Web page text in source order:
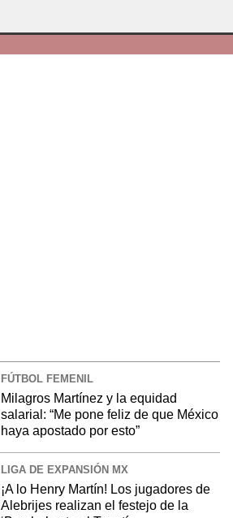
FÚTBOL FEMENIL
Milagros Martínez y la equidad
salarial: “Me pone feliz de que México
haya apostado por esto”
LIGA DE EXPANSIÓN MX
¡A lo Henry Martín! Los jugadores de
Alebrijes realizan el festejo de la